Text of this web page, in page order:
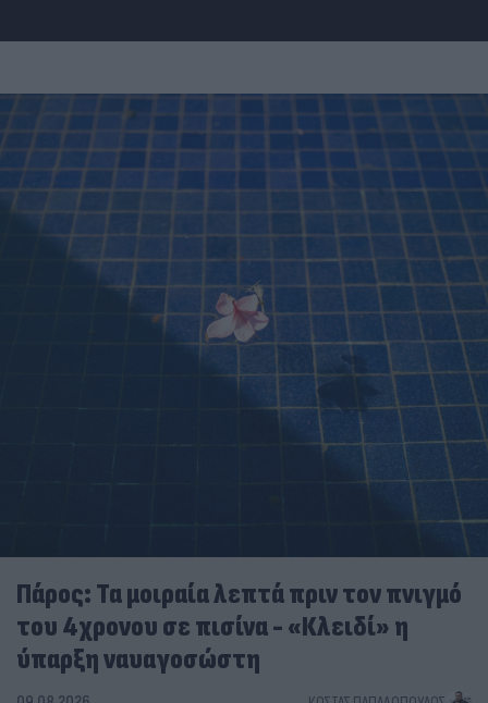
Πάρος: Τα μοιραία λεπτά πριν τον πνιγμό
του 4χρονου σε πισίνα - «Κλειδί» η
ύπαρξη ναυαγοσώστη